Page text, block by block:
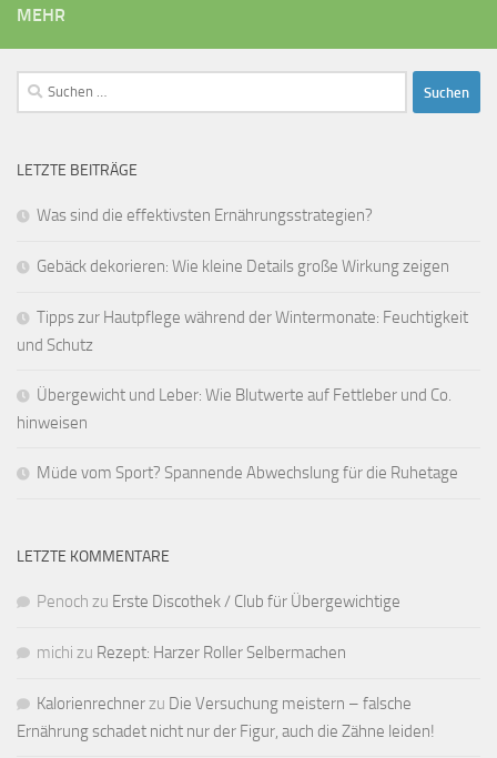
MEHR
Suchen
nach:
LETZTE BEITRÄGE
Was sind die effektivsten Ernährungsstrategien?
Gebäck dekorieren: Wie kleine Details große Wirkung zeigen
Tipps zur Hautpflege während der Wintermonate: Feuchtigkeit
und Schutz
Übergewicht und Leber: Wie Blutwerte auf Fettleber und Co.
hinweisen
Müde vom Sport? Spannende Abwechslung für die Ruhetage
LETZTE KOMMENTARE
Penoch zu Erste Discothek / Club für Übergewichtige
michi zu Rezept: Harzer Roller Selbermachen
Kalorienrechnerzu Die Versuchung meistern – falsche
Ernährung schadet nicht nur der Figur, auch die Zähne leiden!